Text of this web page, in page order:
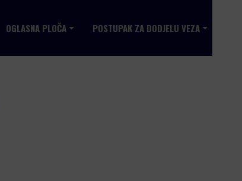
OGLASNA PLOČA POSTUPAK ZA DODJELU VEZA